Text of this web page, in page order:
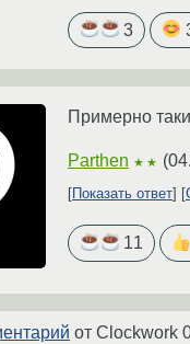
3
Примерно
Parthen ★★ (
Показать ответ
11
от Clockwork